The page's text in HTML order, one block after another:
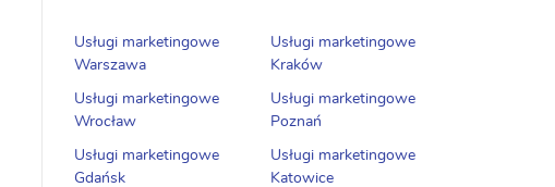
Usługi marketingowe
Warszawa
Usługi marketingowe
Kraków
Usługi marketingowe
Wrocław
Usługi marketingowe
Poznań
Usługi marketingowe
Gdańsk
Usługi marketingowe
Katowice